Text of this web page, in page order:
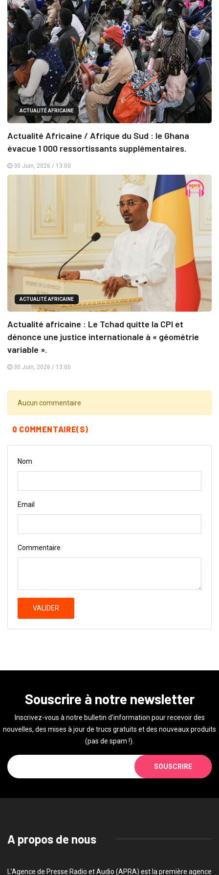
ACTUALITÉ AFRICAINE
Actualité Africaine / Afrique du Sud : le Ghana
évacue 1 000 ressortissants supplémentaires.
30 Juin, 2026 / 13:00
ACTUALITÉ AFRICAINE
Actualité africaine : Le Tchad quitte la CPI et
dénonce une justice internationale à « géométrie
variable ».
30 Juin, 2026 / 13:00
Aucun commentaire
0 COMMENTAIRE(S)
Nom
Email
Commentaire
VALIDER
Souscrire à notre newsletter
Inscrivez-vous à notre bulletin d'information pour recevoir des
nouvelles, des mises à jour de trucs gratuits et des nouveaux produits
(pas de spam !).
SOUSCRIRE
A propos de nous
L’Agence de Presse Radio et Audio (APRA) est la première agence